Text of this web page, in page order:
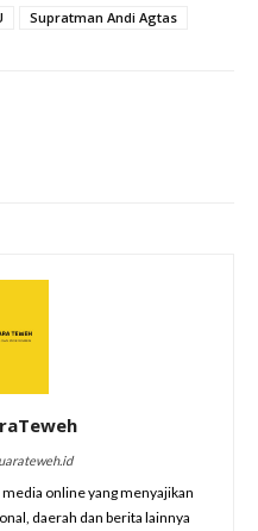
Supratman Andi Agtas
online yang menyajikan
daerah dan berita lainnya